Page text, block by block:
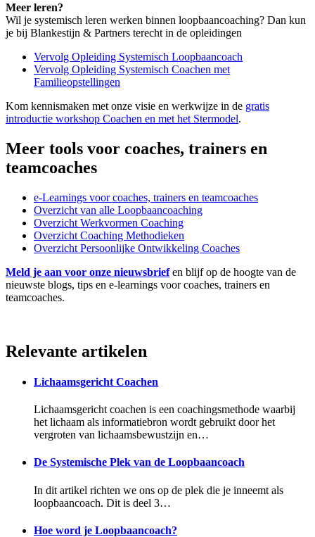
Meer leren?
Wil je systemisch leren werken binnen loopbaancoaching? Dan kun
je bij Blankestijn & Partners terecht in de opleidingen
Vervolg Opleiding Systemisch Loopbaancoach
Vervolg Opleiding Systemisch Coachen met
Familieopstellingen
Kom kennismaken met onze visie en werkwijze in de gratis
introductie workshop Coachen en met het Stermodel.
Meer tools voor coaches, trainers en
teamcoaches
e-Learnings voor coaches, trainers en teamcoaches
Overzicht van alle Loopbaancoaching
Overzicht Werkvormen Coaching
Overzicht Coaching Methodieken
Overzicht Persoonlijke Ontwikkeling Coaches
Meld je aan voor onze nieuwsbrief en blijf op de hoogte van de
nieuwste blogs, tips en e-learnings voor coaches, trainers en
teamcoaches.
Relevante artikelen
Lichaamsgericht Coachen
Lichaamsgericht coachen is een coachingsmethode waarbij
het lichaam als informatiebron wordt gebruikt door het
vergroten van lichaamsbewustzijn en…
De Systemische Plek van de Loopbaancoach
In dit artikel richten we ons op de plek die je inneemt als
loopbaancoach. Dit is deel 3…
Hoe word je Loopbaancoach?